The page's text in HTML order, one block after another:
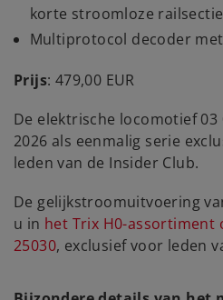
korte stroomloze
Multiprotocol decoder
Prijs: 479,00 EUR
De elektrische locomotief
2026 als eenmalig serie
leden van de Insider Club.
De gelijkstroomuitvoering
u in het Trix H0-
25030, exclusief voor leden